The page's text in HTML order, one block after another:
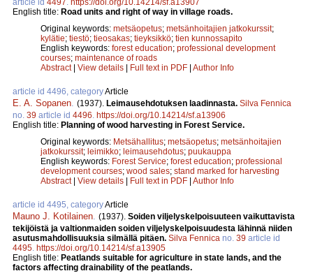
English title: Road units and right of way in village roads.
Original keywords: metsäopetus; metsänhoitajien jatkokurssit;
kylätie; tiestö; tieosakas; tieyksikkö; tien kunnossapito
English keywords: forest education; professional development
courses; maintenance of roads
Abstract| View details | Full text in PDF | Author Info
article id 4496, categoryArticle
E. A. Sopanen (1937). Leimausehdotuksen laadinnasta. Silva Fennica
no. 39 article id 4496 https://doi.org/10.14214/sf.a13906
English title: Planning of wood harvesting in Forest Service.
Original keywords: Metsähallitus; metsäopetus; metsänhoitajien
jatkokurssit; leimikko; leimausehdotus; puukauppa
English keywords: Forest Service; forest education; professional
development courses; wood sales; stand marked for harvesting
Abstract| View details | Full text in PDF | Author Info
article id 4495, categoryArticle
Mauno J. Kotilainen (1937). Soiden viljelyskelpoisuuteen vaikuttavista
tekijöistä ja valtionmaiden soiden viljelyskelpoisuudesta lähinnä niiden
asutusmahdollisuuksia silmällä pitäen. Silva Fennica no. 39 article id
4495 https://doi.org/10.14214/sf.a13905
English title: Peatlands suitable for agriculture in state lands, and the
factors affecting drainability of the peatlands.